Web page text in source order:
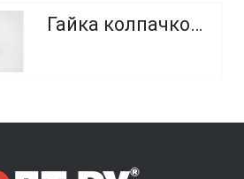
Гайка колпачковая